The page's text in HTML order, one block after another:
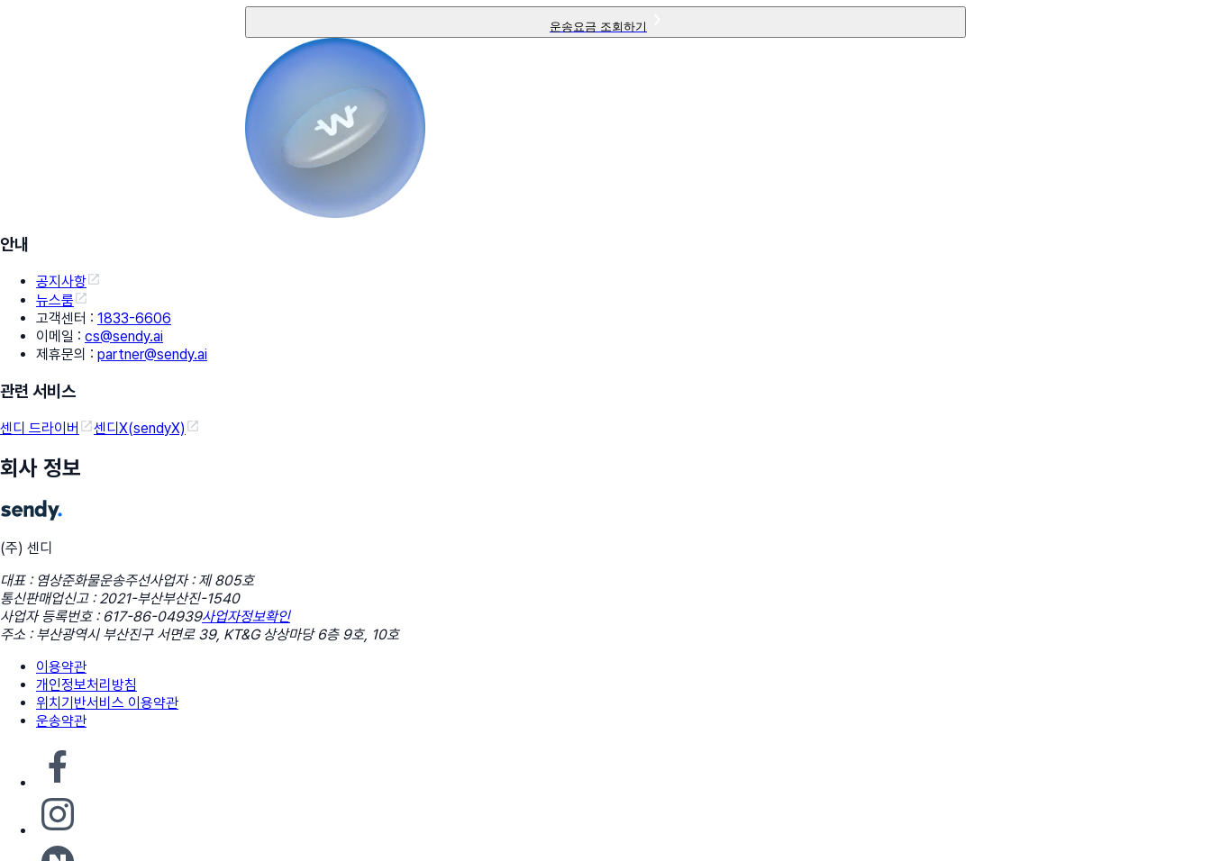
운송요금 조회하기
안내
공지사항
뉴스룸
고객센터 : 1833-6606
이메일 : cs@sendy.ai
제휴문의 : partner@sendy.ai
관련 서비스
센디 드라이버 센디X(sendyX)
회사 정보
(주) 센디
대표 : 염상준화물운송주선사업자 : 제 805호
통신판매업신고 : 2021-부산부산진-1540
사업자 등록번호 : 617-86-04939사업자정보확인
주소 : 부산광역시 부산진구 서면로 39, KT&G 상상마당 6층 9호, 10호
이용약관
개인정보처리방침
위치기반서비스 이용약관
운송약관